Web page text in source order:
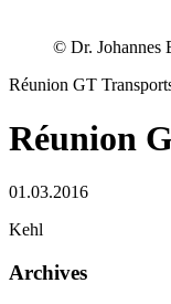
© Dr. Johannes
Réunion GT
Réunion
01.03.2016
Kehl
Archives